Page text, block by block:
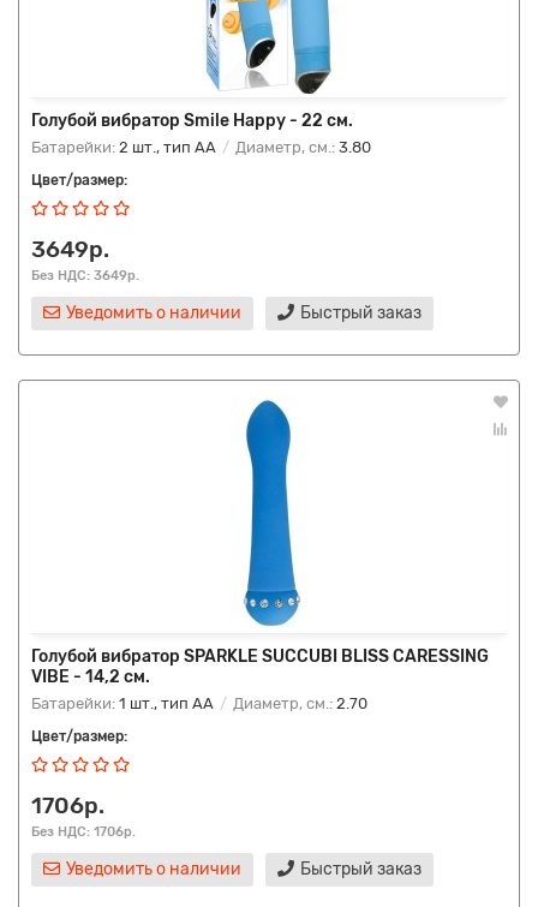
Голубой вибратор Smile Happy - 22 см.
Батарейки: 2 шт., тип AA Диаметр, см.: 3.80
Цвет/размер:
3649р.
Без НДС: 3649р.
Уведомить о наличии Быстрый заказ
Голубой вибратор SPARKLE SUCCUBI BLISS CARESSING
VIBE - 14,2 см.
Батарейки: 1 шт., тип AA Диаметр, см.: 2.70
Цвет/размер:
1706р.
Без НДС: 1706р.
Уведомить о наличии Быстрый заказ